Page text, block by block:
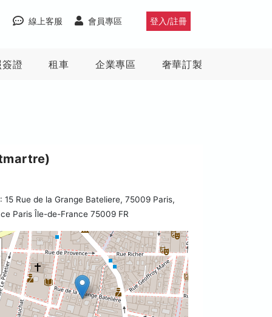
登入/註冊
會員專區
線上客服
證 租車 企業專區 奢華訂製
15 Rue de la Grange Bateliere, 75009 Paris,
Paris Île-de-France 75009 FR